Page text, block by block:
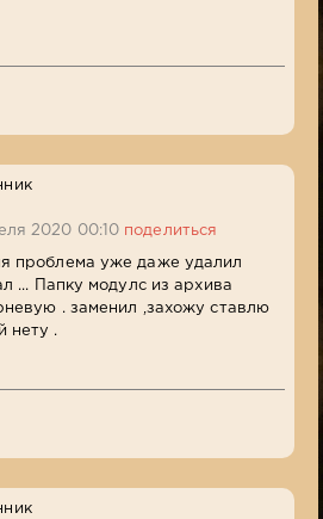
2020 00:10 поделиться
проблема уже даже удалил
... Папку модулс из архива
. заменил ,захожу ставлю
нету .